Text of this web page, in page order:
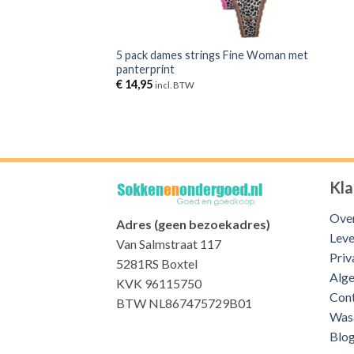
5 pack dames strings Fine Woman met
panterprint
€14,95 incl. BTW
Adres (geen bezoekadres)
Van Salmstraat 117
5281RS Boxtel
KVK 96115750
BTW NL867475729B01